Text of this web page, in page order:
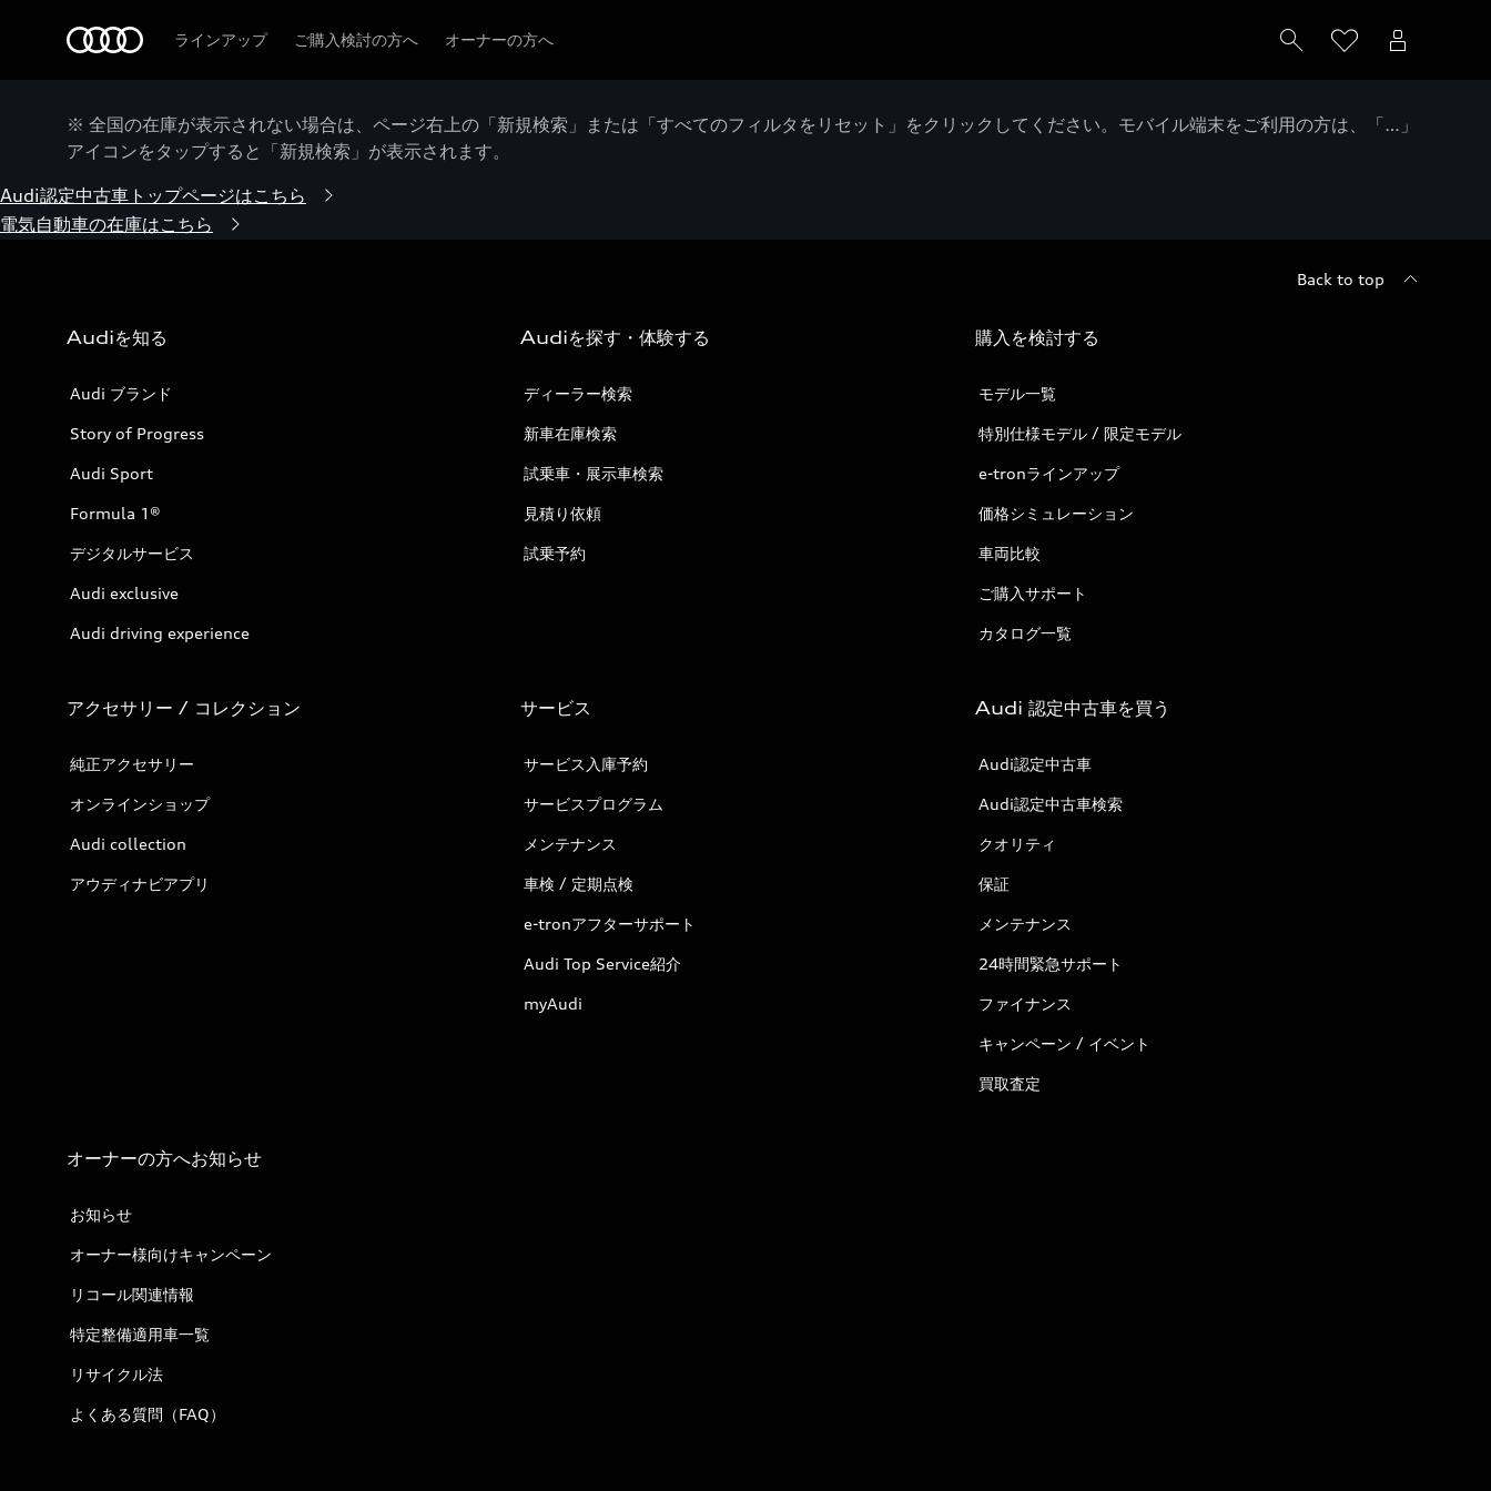
ラインアップ ご購入検討の方へ オーナーの方へ
※ 全国の在庫が表示されない場合は、ページ右上の「新規検索」または「すべてのフィルタをリセット」をクリックしてください。モバイル端末をご利用の方は、「…」
アイコンをタップすると「新規検索」が表示されます。
Audi認定中古車トップページはこちら
電気自動車の在庫はこちら
Back to top
Audiを知る
Audi ブランド
Story of Progress
Audi Sport
Formula 1®
デジタルサービス
Audi exclusive
Audi driving experience
Audiを探す・体験する
ディーラー検索
新車在庫検索
試乗車・展示車検索
見積り依頼
試乗予約
購入を検討する
モデル一覧
特別仕様モデル / 限定モデル
e-tronラインアップ
価格シミュレーション
車両比較
ご購入サポート
カタログ一覧
アクセサリー / コレクション
純正アクセサリー
オンラインショップ
Audi collection
アウディナビアプリ
サービス
サービス入庫予約
サービスプログラム
メンテナンス
車検 / 定期点検
e-tronアフターサポート
Audi Top Service紹介
myAudi
Audi 認定中古車を買う
Audi認定中古車
Audi認定中古車検索
クオリティ
保証
メンテナンス
24時間緊急サポート
ファイナンス
キャンペーン / イベント
買取査定
オーナーの方へお知らせ
お知らせ
オーナー様向けキャンペーン
リコール関連情報
特定整備適用車一覧
リサイクル法
よくある質問（FAQ）